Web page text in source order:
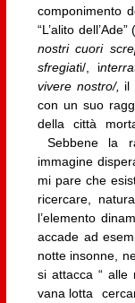
componimento
“L’alito
nostri cuori
sfregiati/, i
vivere nostro/, il
con un suo
della città
Sebbene la
immagine
mi pare che
ricercare,
l’elemento
accade ad
notte insonne,
si attacca “ alle
vana lotta